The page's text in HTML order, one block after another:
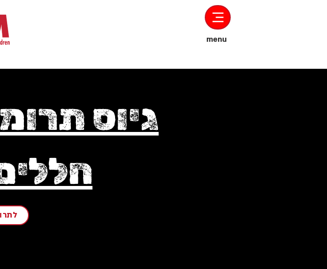
menu
גיוס